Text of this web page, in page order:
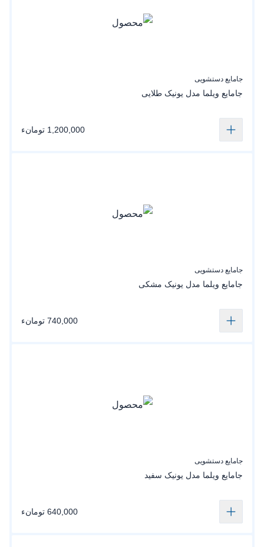
جامایع دستشویی
جامایع‌ ویلما‌ مدل یونیک‌ طلایی
1,200,000 تومانء
جامایع دستشویی
جامایع‌ ویلما مدل یونیک‌ مشکی
740,000 تومانء
جامایع دستشویی
جامایع‌ ویلما مدل یونیک‌ سفید
640,000 تومانء